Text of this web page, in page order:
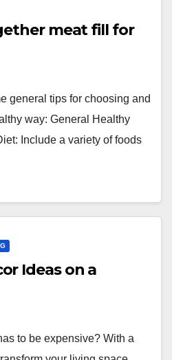
meat fill for
general tips for choosing and
way: General Healthy
Include a variety of foods
Ideas on a
to be expensive? With a